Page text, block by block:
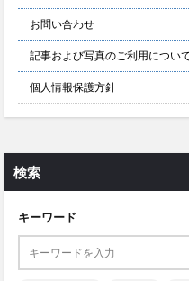
お問い合わせ
記事および写真のご利用につい
個人情報保護方針
検索
キーワード